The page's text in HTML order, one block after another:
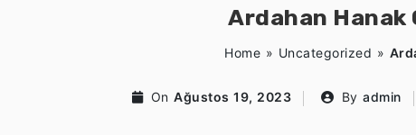
Ardahan Hanak
Home » Uncategorized »
On Ağustos 19, 2023 By admin